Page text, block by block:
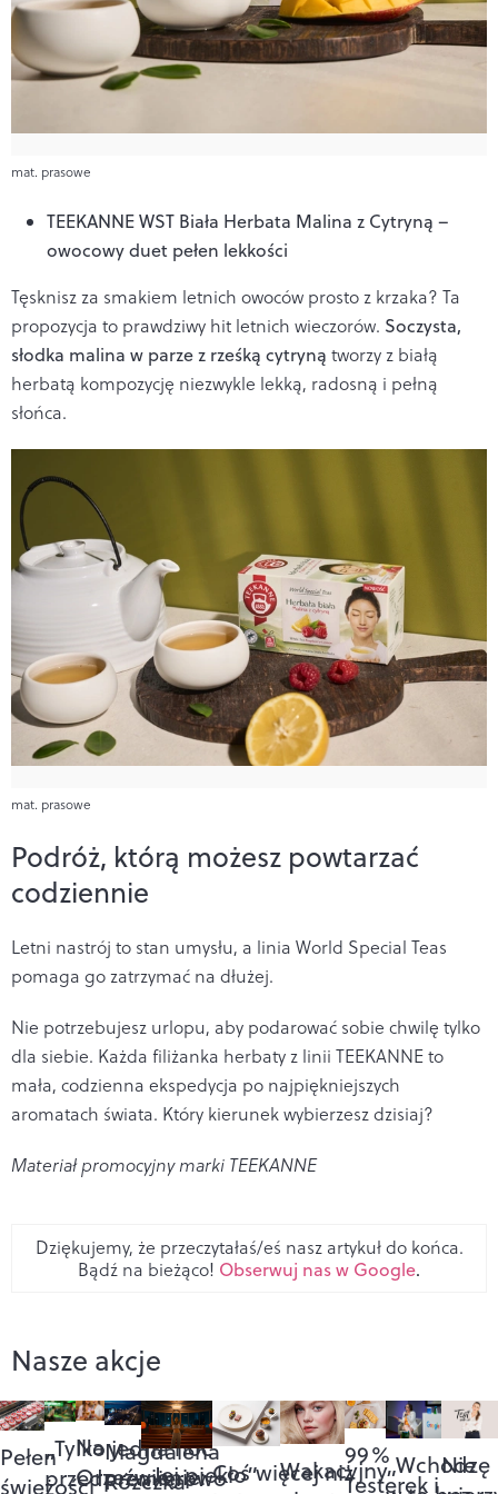
mat. prasowe
TEEKANNE WST Biała Herbata Malina z Cytryną –
owocowy duet pełen lekkości
Tęsknisz za smakiem letnich owoców prosto z krzaka? Ta
propozycja to prawdziwy hit letnich wieczorów. Soczysta,
słodka malina w parze z rześką cytryną tworzy z białą
herbatą kompozycję niezwykle lekką, radosną i pełną
słońca.
mat. prasowe
Podróż, którą możesz powtarzać
codziennie
Letni nastrój to stan umysłu, a linia World Special Teas
pomaga go zatrzymać na dłużej.
Nie potrzebujesz urlopu, aby podarować sobie chwilę tylko
dla siebie. Każda filiżanka herbaty z linii TEEKANNE to
mała, codzienna ekspedycja po najpiękniejszych
aromatach świata. Który kierunek wybierzesz dzisiaj?
Materiał promocyjny marki TEEKANNE
Dziękujemy, że przeczytałaś/eś nasz artykuł do końca.
Bądź na bieżąco! Obserwuj nas w Google.
Nasze akcje
Pełen
świeżości
„Tylko jedna noc”
przedpremierowo
Na
Orzeźwienie:
Magdalena
Różczka
„Jej piekło”Coś więcej niż
Wakacyjny
99%
Testerek i
„Wchodzę
Nie